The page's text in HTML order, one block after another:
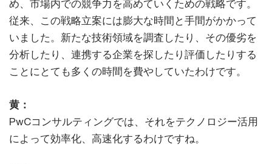
め、市場内での競争力を高めていくための戦略です。
従来、この戦略立案には膨大な時間と手間がかかって
いました。新たな技術領域を調査したり、その優劣を
分析したり、連携する企業を探したり評価したりする
ことにとても多くの時間を費やしていたわけです。
黄：
PwCコンサルティングでは、それをテクノロジー活用
によって効率化、高速化するわけですね。